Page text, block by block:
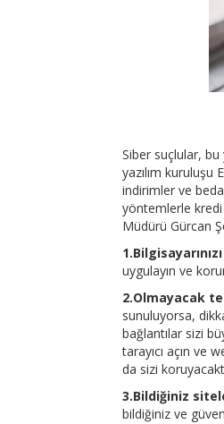
Siber suçlular, bu
yazılım kuruluşu
indirimler ve
yöntemlerle kredi
Müdürü Gürcan
uygulayın ve
2.Olmayacak
sunuluyorsa,
bağlantılar sizi
tarayıcı açın ve
da sizi
3.Bildiğiniz
bildiğiniz ve